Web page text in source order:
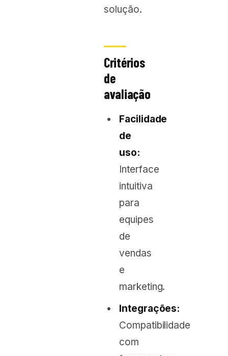
solução.
Critérios
de
avaliação
Facilidade
de
uso:
Interface
intuitiva
para
equipes
de
vendas
e
marketing.
Integrações:
Compatibilidade
com